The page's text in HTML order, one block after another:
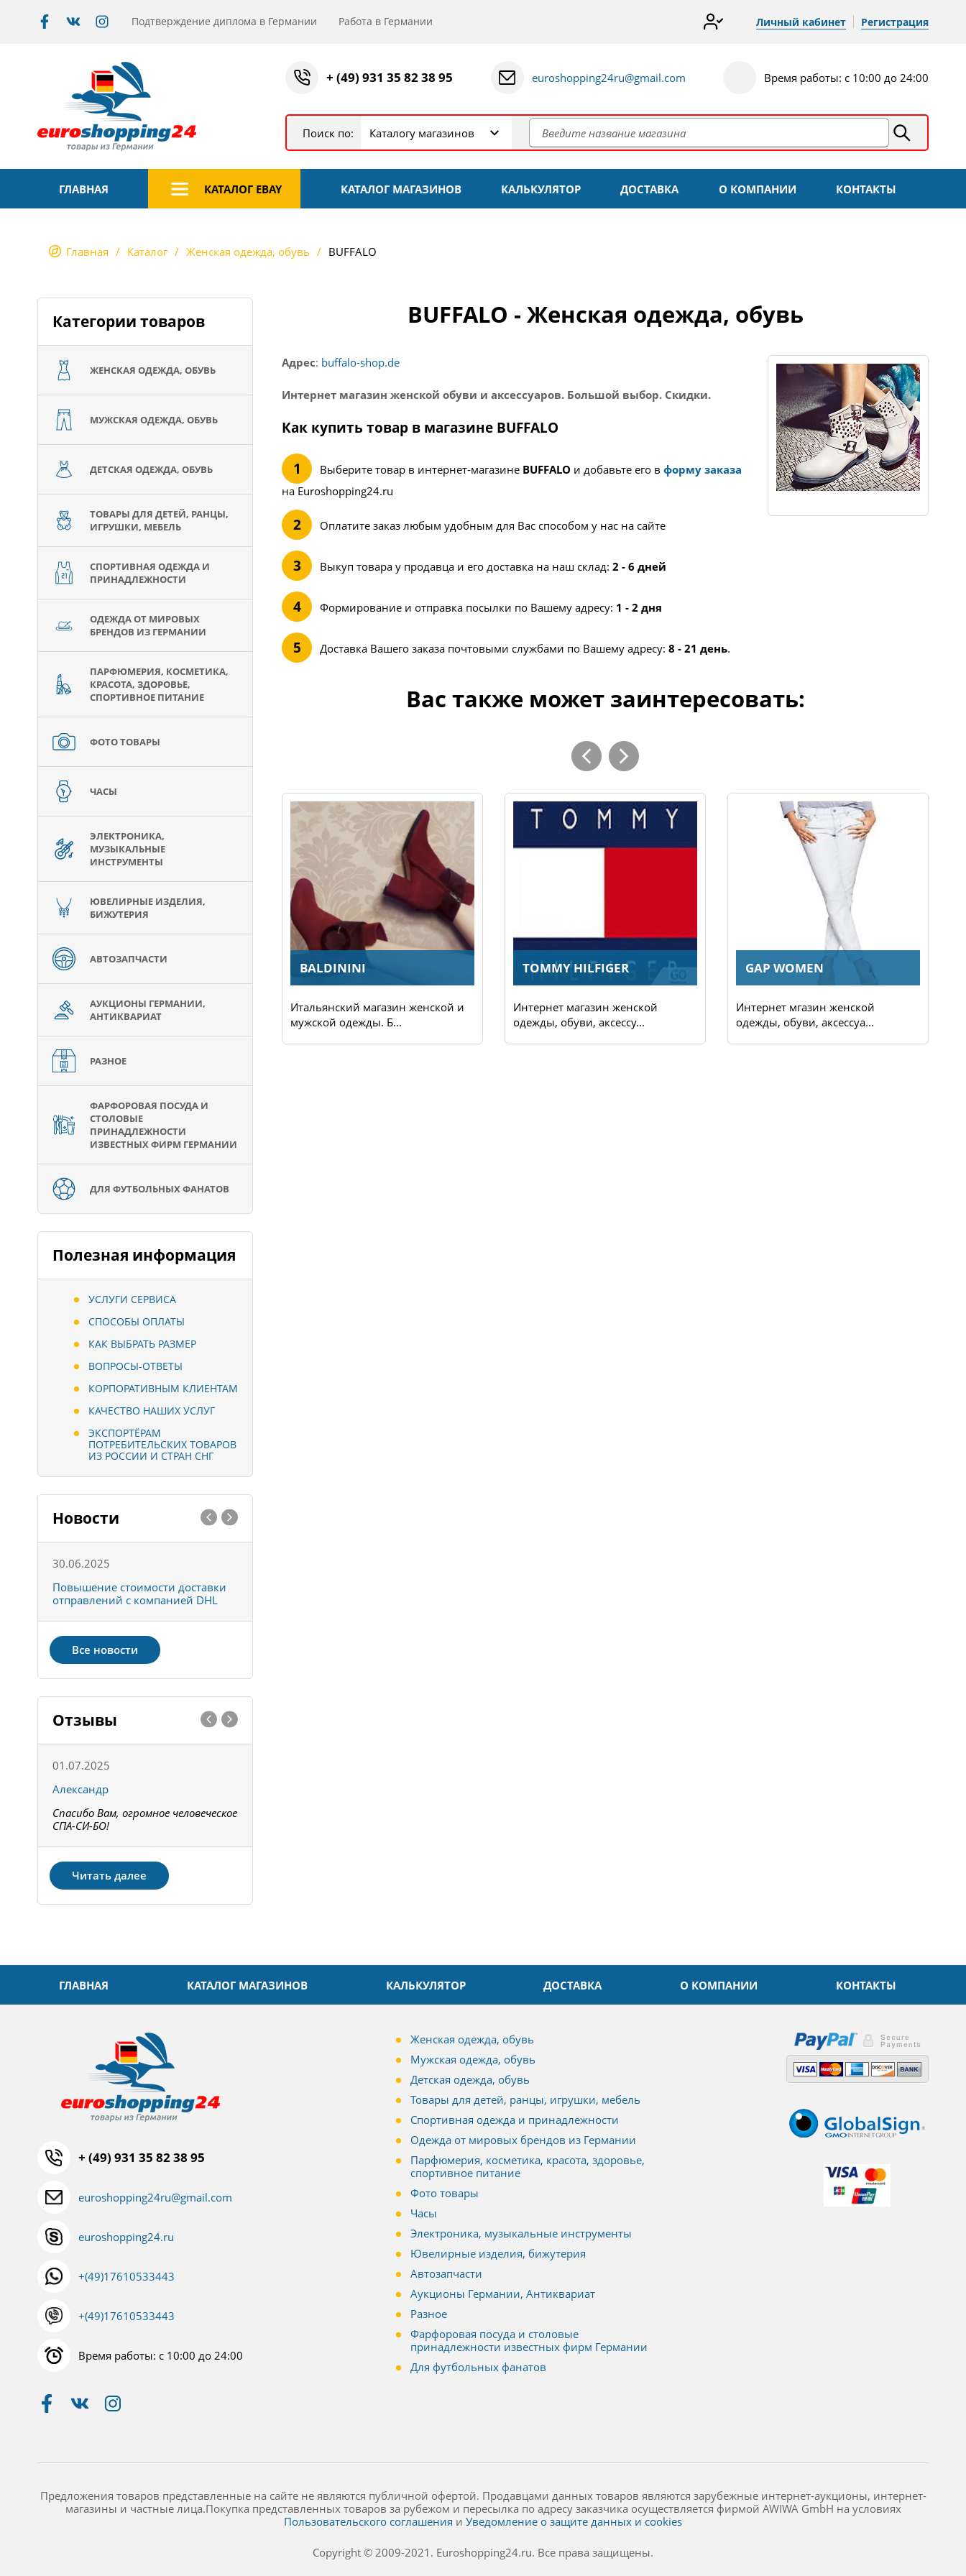
Подтверждение диплома в Германии Работа в Германии Личный кабинет Регистрация
+ (49) 931 35 82 38 95 euroshopping24ru@gmail.com Время работы: с 10:00 до 24:00
Поиск по: Каталогу магазинов
ГЛАВНАЯ КАТАЛОГ EBAY КАТАЛОГ МАГАЗИНОВ КАЛЬКУЛЯТОР ДОСТАВКА О КОМПАНИИ КОНТАКТЫ
Главная Каталог Женская одежда, обувь BUFFALO
Категории товаров
ЖЕНСКАЯ ОДЕЖДА, ОБУВЬ
МУЖСКАЯ ОДЕЖДА, ОБУВЬ
ДЕТСКАЯ ОДЕЖДА, ОБУВЬ
ТОВАРЫ ДЛЯ ДЕТЕЙ, РАНЦЫ,
ИГРУШКИ, МЕБЕЛЬ
СПОРТИВНАЯ ОДЕЖДА И
ПРИНАДЛЕЖНОСТИ
ОДЕЖДА ОТ МИРОВЫХ
БРЕНДОВ ИЗ ГЕРМАНИИ
ПАРФЮМЕРИЯ, КОСМЕТИКА,
КРАСОТА, ЗДОРОВЬЕ,
СПОРТИВНОЕ ПИТАНИЕ
ФОТО ТОВАРЫ
ЧАСЫ
ЭЛЕКТРОНИКА,
МУЗЫКАЛЬНЫЕ
ИНСТРУМЕНТЫ
ЮВЕЛИРНЫЕ ИЗДЕЛИЯ,
БИЖУТЕРИЯ
АВТОЗАПЧАСТИ
АУКЦИОНЫ ГЕРМАНИИ,
АНТИКВАРИАТ
РАЗНОЕ
ФАРФОРОВАЯ ПОСУДА И
СТОЛОВЫЕ
ПРИНАДЛЕЖНОСТИ
ИЗВЕСТНЫХ ФИРМ ГЕРМАНИИ
ДЛЯ ФУТБОЛЬНЫХ ФАНАТОВ
Полезная информация
УСЛУГИ СЕРВИСА
СПОСОБЫ ОПЛАТЫ
КАК ВЫБРАТЬ РАЗМЕР
ВОПРОСЫ-ОТВЕТЫ
КОРПОРАТИВНЫМ КЛИЕНТАМ
КАЧЕСТВО НАШИХ УСЛУГ
ЭКСПОРТЁРАМ
ПОТРЕБИТЕЛЬСКИХ ТОВАРОВ
ИЗ РОССИИ И СТРАН СНГ
Новости
30.06.2025
Повышение стоимости доставки
отправлений с компанией DHL
Все новости
Отзывы
01.07.2025
Александр
Спасибо Вам, огромное человеческое
СПА-СИ-БО!
Читать далее
BUFFALO - Женская одежда, обувь
Адрес: buffalo-shop.de
Интернет магазин женской обуви и аксессуаров. Большой выбор. Скидки.
Как купить товар в магазине BUFFALO
Выберите товар в интернет-магазине BUFFALO и добавьте его в форму заказа
на Euroshopping24.ru
Оплатите заказ любым удобным для Вас способом у нас на сайте
Выкуп товара у продавца и его доставка на наш склад: 2 - 6 дней
Формирование и отправка посылки по Вашему адресу: 1 - 2 дня
Доставка Вашего заказа почтовыми службами по Вашему адресу: 8 - 21 день.
Вас также может заинтересовать:
COS
Одежда марки Cos подходит для
всех тех, кто при...
BALDININI
Итальянский магазин женской и
мужской одежды. Б...
TOMMY HILFIGER
Интернет магазин женской
одежды, обуви, аксессу...
GAP WOMEN
Интернет мгазин женской
одежды, обуви, аксессуа...
ГЛАВНАЯ КАТАЛОГ МАГАЗИНОВ КАЛЬКУЛЯТОР ДОСТАВКА О КОМПАНИИ КОНТАКТЫ
+ (49) 931 35 82 38 95
euroshopping24ru@gmail.com
euroshopping24.ru
+(49)17610533443
+(49)17610533443
Время работы: с 10:00 до 24:00
Женская одежда, обувь
Мужская одежда, обувь
Детская одежда, обувь
Товары для детей, ранцы, игрушки, мебель
Спортивная одежда и принадлежности
Одежда от мировых брендов из Германии
Парфюмерия, косметика, красота, здоровье,
спортивное питание
Фото товары
Часы
Электроника, музыкальные инструменты
Ювелирные изделия, бижутерия
Автозапчасти
Аукционы Германии, Антиквариат
Разное
Фарфоровая посуда и столовые
принадлежности известных фирм Германии
Для футбольных фанатов
Предложения товаров представленные на сайте не являются публичной офертой. Продавцами данных товаров являются зарубежные интернет-аукционы, интернет-
магазины и частные лица.Покупка представленных товаров за рубежом и пересылка по адресу заказчика осуществляется фирмой AWIWA GmbH на условиях
Пользовательского соглашения и Уведомление о защите данных и cookies
Copyright © 2009-2021. Euroshopping24.ru. Все права защищены.